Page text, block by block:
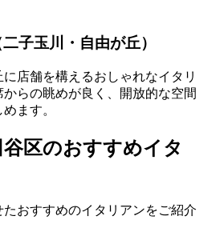
子玉川・自由が丘）
店舗を構えるおしゃれなイタリ
らの眺めが良く、開放的な空間
ます。
谷区のおすすめイタ
おすすめのイタリアンをご紹介